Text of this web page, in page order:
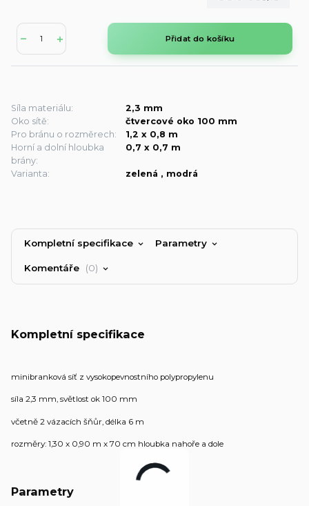
Přidat do košíku
Síla materiálu:
2,3 mm
Oko sítě:
čtvercové oko 100 mm
Pro bránu o rozměrech:
1,2 x 0,8 m
Horní a dolní hloubka
brány:
0,7 x 0,7 m
Varianta: zelená , modrá
Kompletní specifikace Parametry
Komentáře 0
Kompletní specifikace
minibranková síť z vysokopevnostního polypropylenu
síla 2,3 mm, světlost ok 100 mm
včetně 2 vázacích šňůr, délka 6 m
rozměry: 1,30 x 0,90 m x 70 cm hloubka nahoře a dole
Parametry